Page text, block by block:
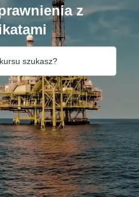
z
szukasz?